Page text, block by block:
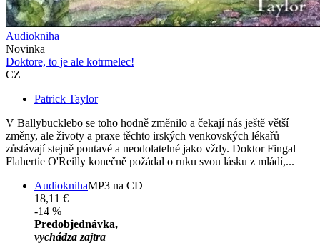
Audiokniha
Novinka
Doktore, to je ale kotrmelec!
CZ
Patrick Taylor
V Ballybucklebo se toho hodně změnilo a čekají nás ještě větší
změny, ale životy a praxe těchto irských venkovských lékařů
zůstávají stejně poutavé a neodolatelné jako vždy. Doktor Fingal
Flahertie O'Reilly konečně požádal o ruku svou lásku z mládí,...
AudioknihaMP3 na CD
18,11 €
-14 %
Predobjednávka,
vychádza zajtra